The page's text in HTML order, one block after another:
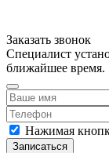
Заказать звонок
Специалист
ближайшее время.
Нажимая
Записаться